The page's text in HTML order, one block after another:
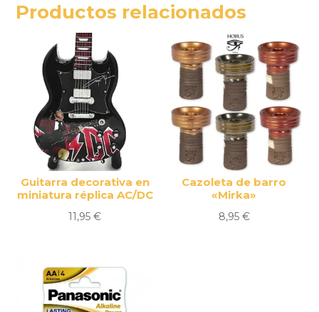
Productos relacionados
Guitarra decorativa en
miniatura réplica AC/DC
11,95€
Cazoleta de barro
«Mirka»
8,95 €